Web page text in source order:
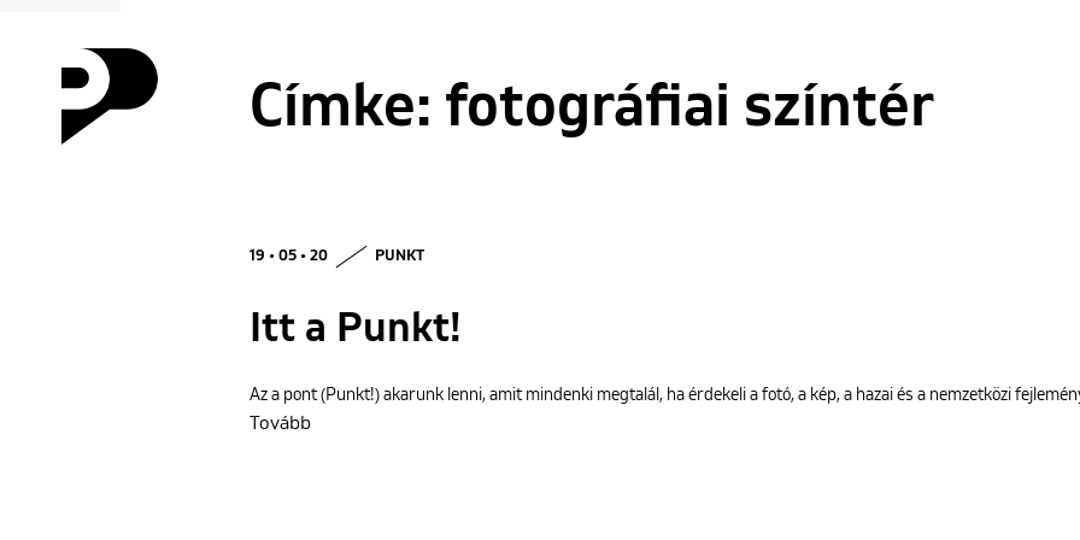
Címke: fotográfiai színtér
19 • 05 • 20 PUNKT
Itt a Punkt!
Az a pont (Punkt!) akarunk lenni, amit mindenki megtalál, ha érdekeli a fotó, a kép, a hazai és a nemzetközi
Tovább